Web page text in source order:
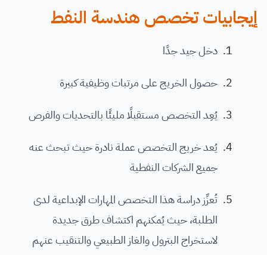
إيجابيات تخصص هندسة النفط
دخل جيد جدًا
حصول الخريج على مرتبات وظيفية كبيرة
يُعِد التخصص مستقبلًا مليئًا بالتحديات والفرص
يُعد خريج التخصص عملة نادرة حيث تبحث عنه
جميع الشركات النفطية
تُعزِّز دراسة هذا التخصص المهارات الإبداعية لدى
الطلبة، حيث يُمكنهم اكتشاف طرق جديدة
لاستخراج البترول والغاز الطبيعي والتنقيب عنهم